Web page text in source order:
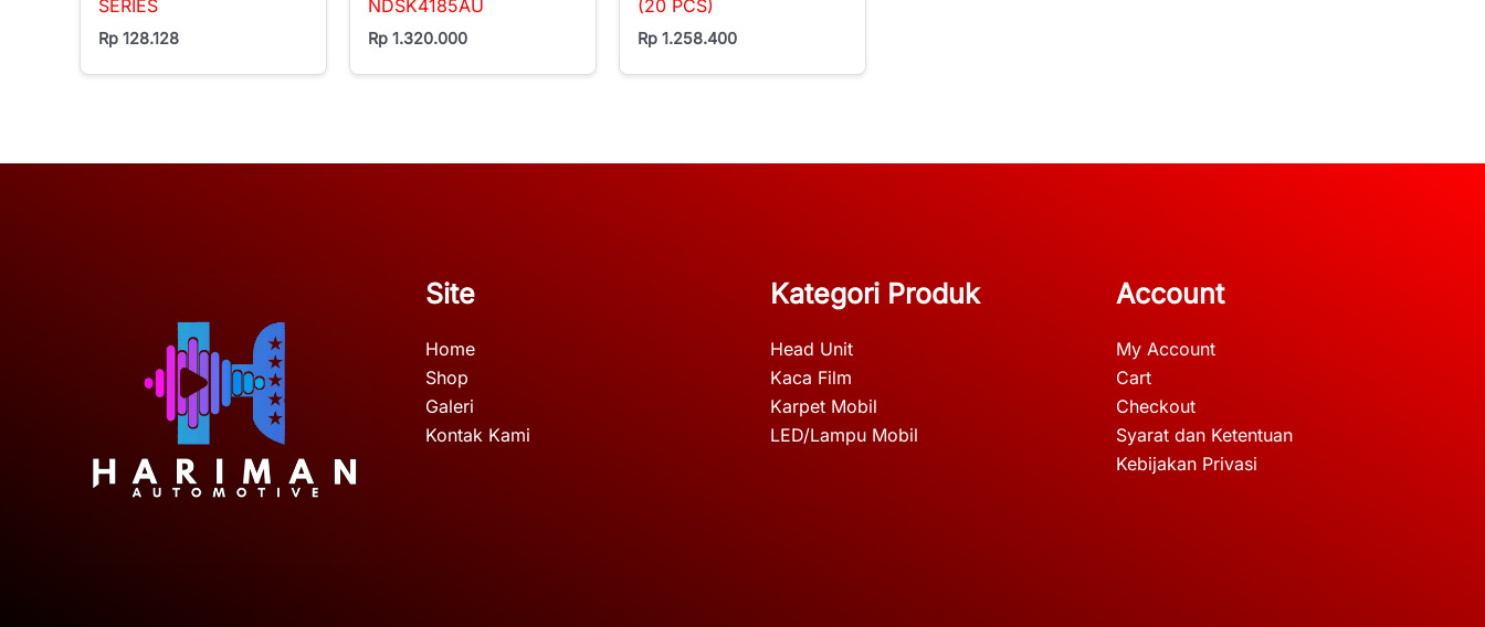
SERIES
Rp 128.128
NDSK4185AU
Rp 1.320.000
(20 PCS)
Rp 1.258.400
Site
Home
Shop
Galeri
Kontak Kami
Kategori Produk
Head Unit
Kaca Film
Karpet Mobil
LED/Lampu Mobil
Account
My Account
Cart
Checkout
Syarat dan Ketentuan
Kebijakan Privasi